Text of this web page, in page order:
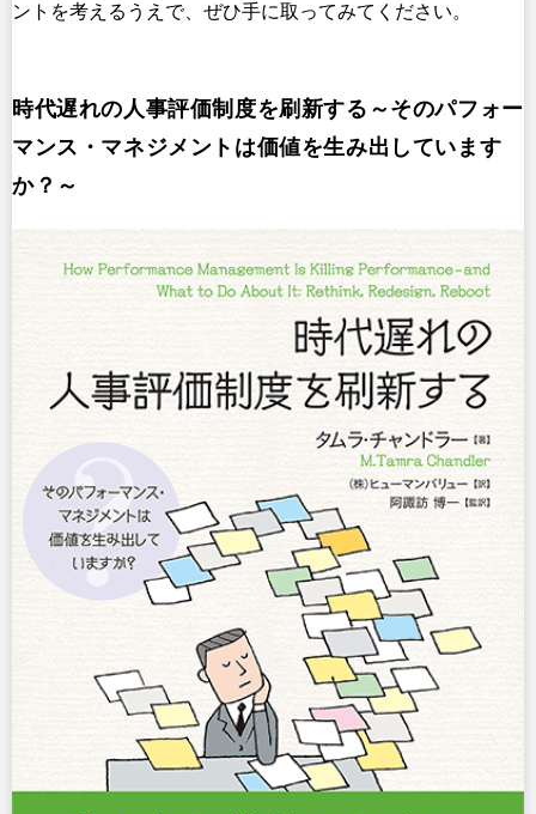
ントを考えるうえで、ぜひ手に取ってみてください。
時代遅れの人事評価制度を刷新する～そのパフォー
マンス・マネジメントは価値を生み出しています
か？～